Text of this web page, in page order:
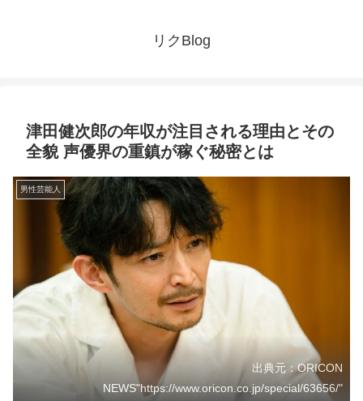
リクBlog
津田健次郎の年収が注目される理由とその
全貌 声優界の重鎮が稼ぐ秘密とは
男性芸能人
出典元：ORICON
NEWS"https://www.oricon.co.jp/special/63656/"